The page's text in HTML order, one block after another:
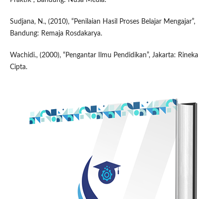
Sudjana, N., (2010), “Penilaian Hasil Proses Belajar Mengajar”,
Bandung: Remaja Rosdakarya.
Wachidi., (2000), “Pengantar Ilmu Pendidikan”, Jakarta: Rineka
Cipta.